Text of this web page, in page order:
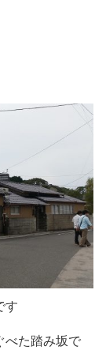
す
べた踏み坂で